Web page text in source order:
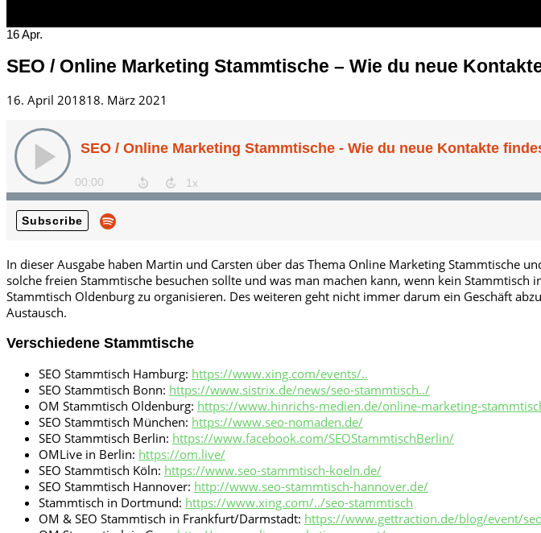
16Apr.
SEO / Online Marketing Stammtische – Wie du neue
Posted
16. April 201818. März 2021
In dieser Ausgabe haben Martin und Carsten über das Thema Online Marketing Stammtische
solche freien Stammtische besuchen sollte und was man machen kann, wenn kein
Stammtisch Oldenburg zu organisieren. Des weiteren geht nicht immer darum ein Geschäft
Austausch.
Verschiedene Stammtische
SEO Stammtisch Hamburg: https://www.xing.com/events/..
SEO Stammtisch Bonn: https://www.sistrix.de/news/seo-stammtisch../
OM Stammtisch Oldenburg: https://www.hinrichs-medien.de/online-marketing-
SEO Stammtisch München: https://www.seo-nomaden.de/
SEO Stammtisch Berlin: https://www.facebook.com/SEOStammtischBerlin/
OMLive in Berlin: https://om.live/
SEO Stammtisch Köln: https://www.seo-stammtisch-koeln.de/
SEO Stammtisch Hannover: http://www.seo-stammtisch-hannover.de/
Stammtisch in Dortmund: https://www.xing.com/../seo-stammtisch
OM & SEO Stammtisch in Frankfurt/Darmstadt: https://www.gettraction.de/blog/event/